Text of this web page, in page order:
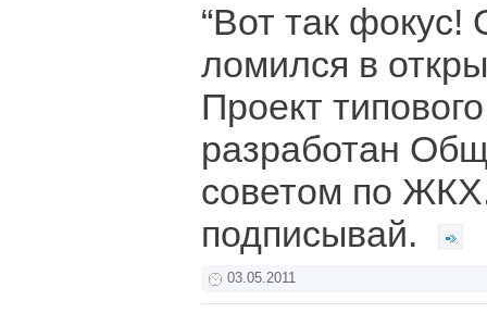
“Вот так фокус!
ломился в
Проект
разработан
советом по
подписывай.
03.05.2011